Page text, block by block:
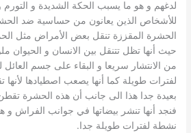
لدغهم و هو ما يسبب الحكة الشديدة و
للأشخاص الذين يعانون من حساسية ضد
الحشرة المقززة تنقل بعض الأمراض مثل
حيث أنها تظل تتنقل بين الانسان و الحيوان
من الانتشار سريعا و البقاء على جسم العائل
لفترات طويلة كما أنها يصعب اصطيادها
بعيدة جدا هذا الى جانب أن هذه الحشرة
فنجد أنها تنشر بيضاتها في جوانب الفراش و
نشطة لفترات طويلة جدا.